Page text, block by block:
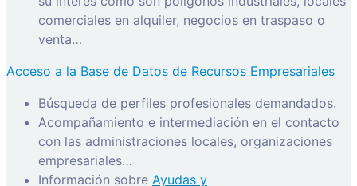
comerciales en alquiler, negocios en traspaso o
venta…
Acceso a la Base de Datos de Recursos Empresariales
Búsqueda de perfiles profesionales demandados.
Acompañamiento e intermediación en el contacto
con las administraciones locales, organizaciones
empresariales…
Información sobre Ayudas y